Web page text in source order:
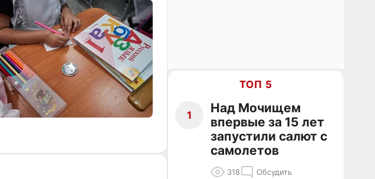
ТОП 5
1
Над Мочищем
впервые за 15 лет
запустили салют с
самолетов
318 Обсудить